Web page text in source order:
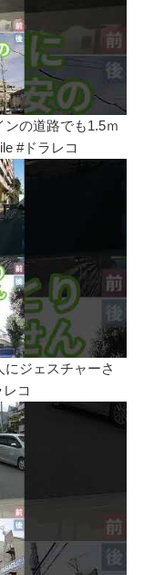
ンの道路でも1.5ｍ
#ドラレコ
にジェスチャーさ
コ